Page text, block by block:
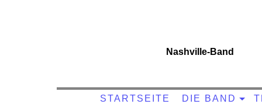
Nashville-Band
STARTSEITE DIE BAND